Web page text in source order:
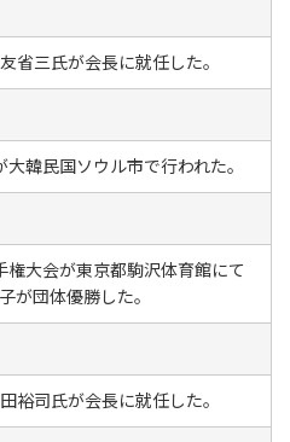
省三氏が会長に就任した。
韓民国ソウル市で行われた。
大会が東京都駒沢体育館にて
が団体優勝した。
裕司氏が会長に就任した。